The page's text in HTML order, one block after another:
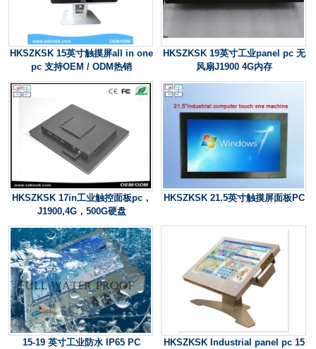
HKSZKSK 15英寸触摸屏all in one
pc 支持OEM / ODM热销
HKSZKSK 19英寸工业panel pc 无
风扇J1900 4G内存
HKSZKSK 17in工业触控面板pc，
J1900,4G，500G硬盘
HKSZKSK 21.5英寸触摸屏面板PC
15-19 英寸工业防水 IP65 PC
HKSZKSK Industrial panel pc 15